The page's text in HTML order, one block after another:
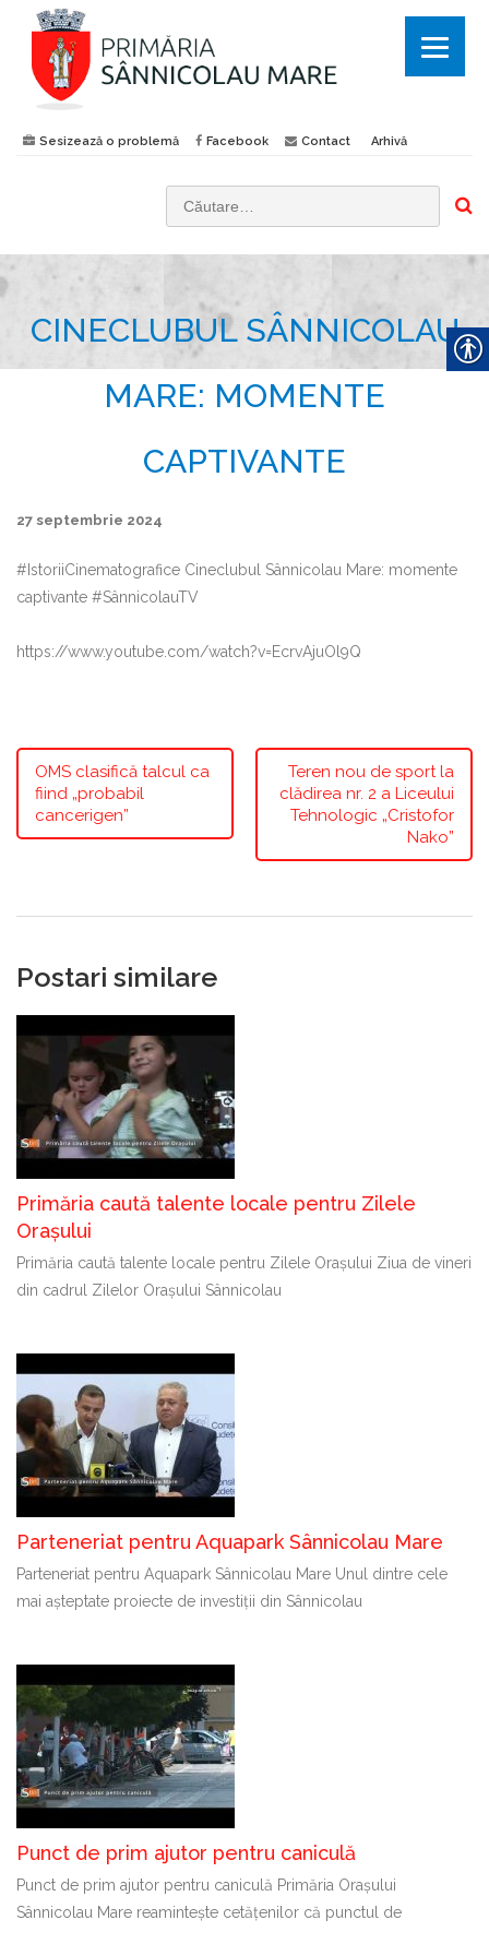
Sesizează o problemă Facebook Contact Arhivă
CINECLUBUL SÂNNICOLAU
MARE: MOMENTE
CAPTIVANTE
27 septembrie 2024
#IstoriiCinematografice Cineclubul Sânnicolau Mare: momente
captivante #SânnicolauTV
https://www.youtube.com/watch?v=EcrvAjuOl9Q
OMS clasifică talcul ca
fiind „probabil
cancerigen”
Teren nou de sport la
clădirea nr. 2 a Liceului
Tehnologic „Cristofor
Nako”
Postari similare
Primăria caută talente locale pentru Zilele
Orașului
Primăria caută talente locale pentru Zilele Orașului Ziua de vineri
din cadrul Zilelor Orașului Sânnicolau
Parteneriat pentru Aquapark Sânnicolau Mare
Parteneriat pentru Aquapark Sânnicolau Mare Unul dintre cele
mai așteptate proiecte de investiții din Sânnicolau
Punct de prim ajutor pentru caniculă
Punct de prim ajutor pentru caniculă Primăria Orașului
Sânnicolau Mare reamintește cetățenilor că punctul de